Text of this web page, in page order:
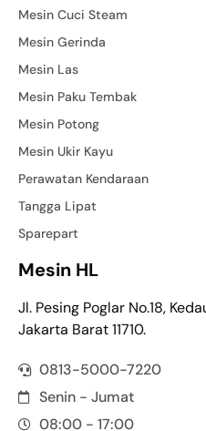
Mesin Cuci Steam
Mesin Gerinda
Mesin Las
Mesin Paku Tembak
Mesin Potong
Mesin Ukir Kayu
Perawatan Kendaraan
Tangga Lipat
Sparepart
Mesin HL
Jl. Pesing Poglar No.18,
Jakarta Barat 11710.
0813-5000-7220
Senin - Jumat
08:00 - 17:00